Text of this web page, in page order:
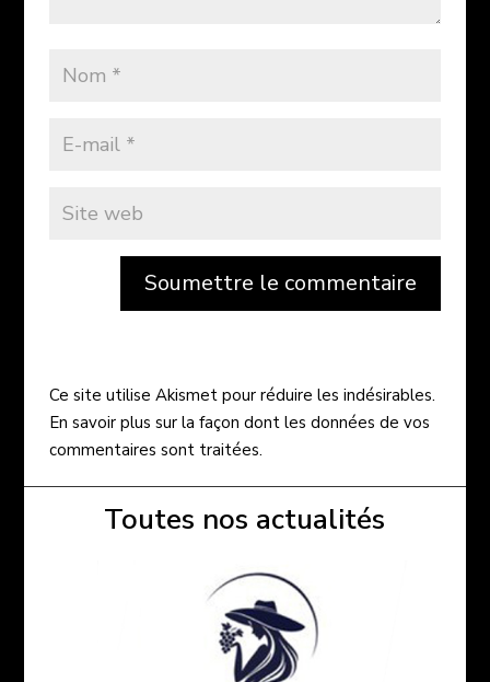
Soumettre le commentaire
Ce site utilise Akismet pour réduire les indésirables.
En savoir plus sur la façon dont les données de vos
commentaires sont traitées.
Toutes nos actualités